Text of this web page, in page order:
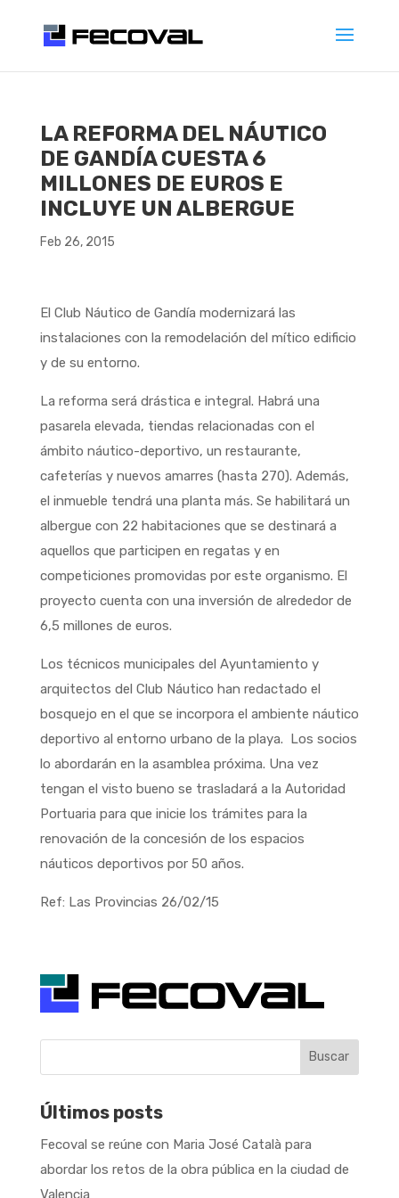
LA REFORMA DEL NÁUTICO
DE GANDÍA CUESTA 6
MILLONES DE EUROS E
INCLUYE UN ALBERGUE
Feb 26, 2015
El Club Náutico de Gandía modernizará las
instalaciones con la remodelación del mítico edificio
y de su entorno.
La reforma será drástica e integral. Habrá una
pasarela elevada, tiendas relacionadas con el
ámbito náutico-deportivo, un restaurante,
cafeterías y nuevos amarres (hasta 270). Además,
el inmueble tendrá una planta más. Se habilitará un
albergue con 22 habitaciones que se destinará a
aquellos que participen en regatas y en
competiciones promovidas por este organismo. El
proyecto cuenta con una inversión de alrededor de
6,5 millones de euros.
Los técnicos municipales del Ayuntamiento y
arquitectos del Club Náutico han redactado el
bosquejo en el que se incorpora el ambiente náutico
deportivo al entorno urbano de la playa. Los socios
lo abordarán en la asamblea próxima. Una vez
tengan el visto bueno se trasladará a la Autoridad
Portuaria para que inicie los trámites para la
renovación de la concesión de los espacios
náuticos deportivos por 50 años.
Ref: Las Provincias 26/02/15
Buscar
Últimos posts
Fecoval se reúne con Maria José Català para
abordar los retos de la obra pública en la ciudad de
Valencia